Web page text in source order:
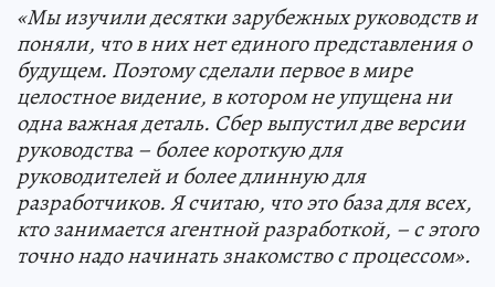
«Мы изучили десятки зарубежных руководств и
поняли, что в них нет единого представления о
будущем. Поэтому сделали первое в мире
целостное видение, в котором не упущена ни
одна важная деталь. Сбер выпустил две версии
руководства – более короткую для
руководителей и более длинную для
разработчиков. Я считаю, что это база для всех,
кто занимается агентной разработкой, – с этого
точно надо начинать знакомство с процессом».